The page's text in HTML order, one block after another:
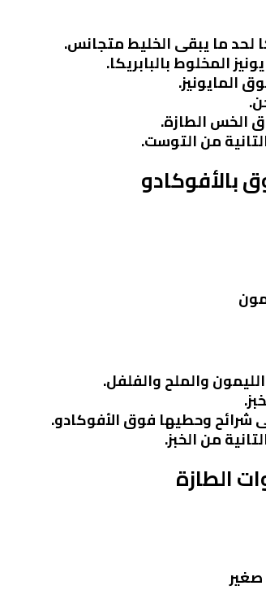
لحد ما يبقى الخليط متجانس.
المخلوط بالبابريكا.
المايونيز.
الخس الطازة.
من التوست.
بالأفوكادو
والملح والفلفل.
شرائح وحطيها فوق الأفوكادو.
من الخبز.
الطازة